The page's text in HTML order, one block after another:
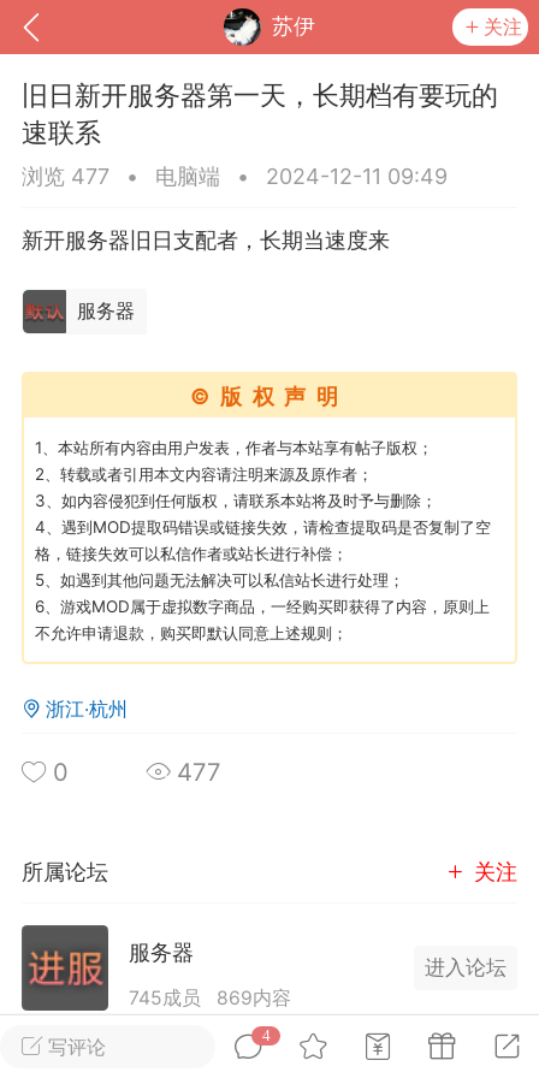
苏伊 关注
道具 排行榜
MOD下载 攻略教程 联机招募
大人
Lv.8
02-10 15:45
电脑端 其他&工具
单机辅助引流私下售卖服务器外挂！
作弊模组在联机服务器使用,为了维护游
72 2.22w
大人
Lv.8
写评论
4
旧日新开服务器第一天，长期档有要玩的
速联系
浏览 477 • 电脑端 • 2024-12-11 09:49
新开服务器旧日支配者，长期当速度来
服务器
©版权声明
1、本站所有内容由用户发表，作者与本站享有帖子版权；
2、转载或者引用本文内容请注明来源及原作者；
3、如内容侵犯到任何版权，请联系本站将及时予与删除；
4、遇到MOD提取码错误或链接失效，请检查提取码是否复制了空
格，链接失效可以私信作者或站长进行补偿；
5、如遇到其他问题无法解决可以私信站长进行处理；
6、游戏MOD属于虚拟数字商品，一经购买即获得了内容，原则上
不允许申请退款，购买即默认同意上述规则；
浙江·杭州
0 477
所属论坛 关注
服务器
745成员 869内容
进入论坛
这里存放七日杀联机服务器的宣传贴，广招七日杀